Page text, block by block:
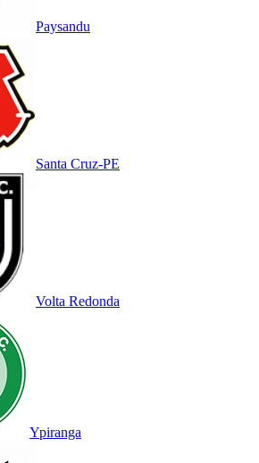
Paysandu
Santa Cruz-PE
Volta Redonda
Ypiranga